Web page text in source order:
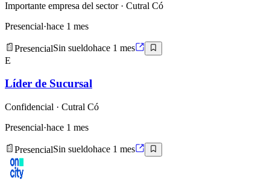
Importante empresa del sector· Cutral Có
Presencial·hace 1 mes
PresencialSin sueldohace 1 mes
E
Líder de Sucursal
Confidencial · Cutral Có
Presencial·hace 1 mes
PresencialSin sueldohace 1 mes